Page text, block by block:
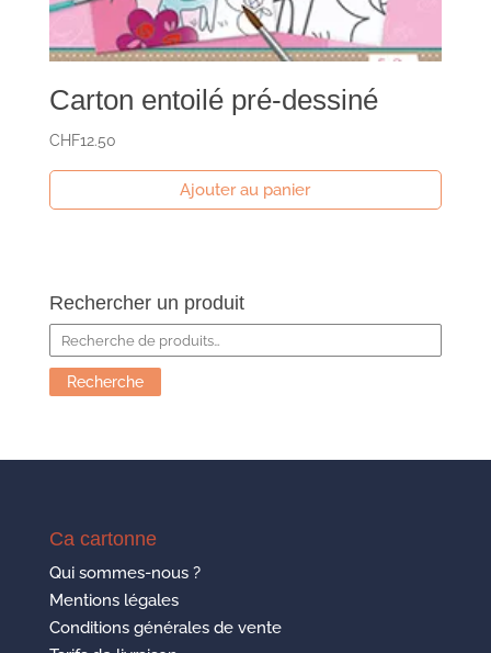
Carton entoilé pré-dessiné
CHF12.50
Ajouter au panier
Rechercher un produit
Recherche
pour :
Recherche
Ca cartonne
Qui sommes-nous ?
Mentions légales
Conditions générales de vente